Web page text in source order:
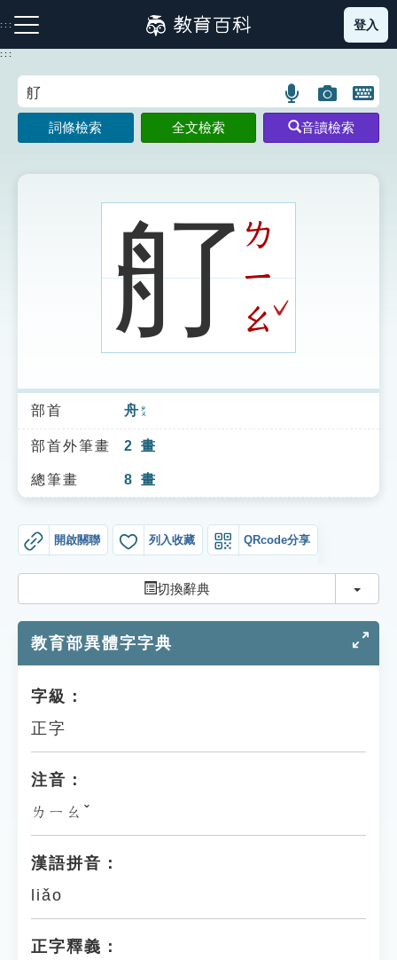
到
主
:::
注音索引圖示 筆畫索引圖示 部首索引表圖示
索引選單
知識索引
單字索引
貓頭鷹博士
登入
:::
語
言
搜
示
圖
片
搜
開
鍵
圖
詞條檢索 全文檢索 音讀檢索
䑠ㄌ
ㄧ
ㄠ
ˇ
部首 舟 ㄓㄡ
部首外筆畫 2 畫
總筆畫 8 畫
開啟關聯 列入收藏 QRcode分享
切換辭典 切換
教育部異體字字典
字級：
正字
注音：
ㄌㄧㄠˇ
漢語拼音：
liǎo
正字釋義：